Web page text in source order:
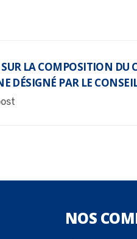
LA COMPOSITION DU
DÉSIGNÉ PAR LE
NOS